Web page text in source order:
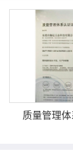
质量管理